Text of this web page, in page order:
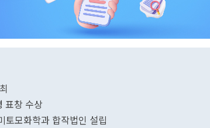
표창 수상
모화학과 합작법인 설립